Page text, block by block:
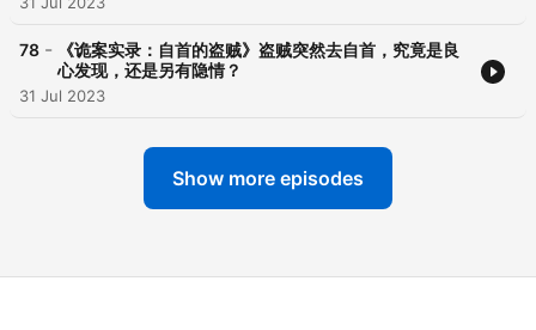
78 -
《诡案实录：自首的盗贼》盗贼突然去自首，究竟是良
心发现，还是另有隐情？
31 Jul 2023
Show more episodes